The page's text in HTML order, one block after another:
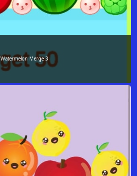
Watermelon Merge 3